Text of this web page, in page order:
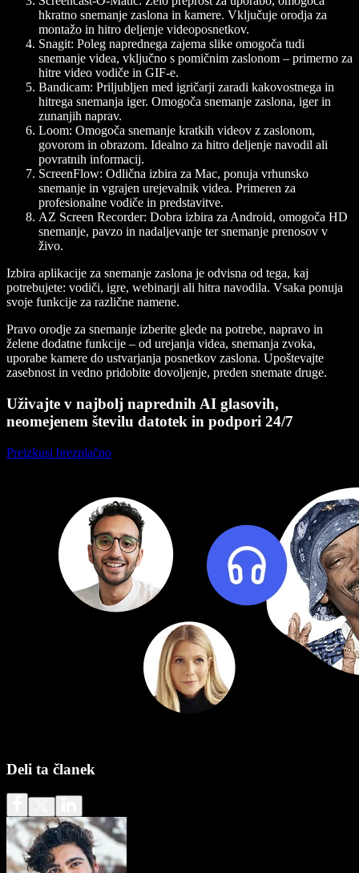
hkratno snemanje zaslona in kamere. Vključuje orodja za
montažo in hitro deljenje videoposnetkov.
Snagit: Poleg naprednega zajema slike omogoča tudi
snemanje videa, vključno s pomičnim zaslonom – primerno za
hitre video vodiče in GIF-e.
Bandicam: Priljubljen med igričarji zaradi kakovostnega in
hitrega snemanja iger. Omogoča snemanje zaslona, iger in
zunanjih naprav.
Loom: Omogoča snemanje kratkih videov z zaslonom,
govorom in obrazom. Idealno za hitro deljenje navodil ali
povratnih informacij.
ScreenFlow: Odlična izbira za Mac, ponuja vrhunsko
snemanje in vgrajen urejevalnik videa. Primeren za
profesionalne vodiče in predstavitve.
AZ Screen Recorder: Dobra izbira za Android, omogoča HD
snemanje, pavzo in nadaljevanje ter snemanje prenosov v
živo.
Izbira aplikacije za snemanje zaslona je odvisna od tega, kaj
potrebujete: vodiči, igre, webinarji ali hitra navodila. Vsaka ponuja
svoje funkcije za različne namene.
Pravo orodje za snemanje izberite glede na potrebe, napravo in
želene dodatne funkcije – od urejanja videa, snemanja zvoka,
uporabe kamere do ustvarjanja posnetkov zaslona. Upoštevajte
zasebnost in vedno pridobite dovoljenje, preden snemate druge.
Uživajte v najbolj naprednih AI glasovih,
neomejenem številu datotek in podpori 24/7
Preizkusi brezplačno
Deli ta članek